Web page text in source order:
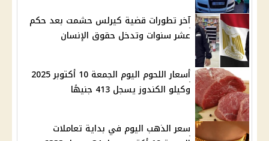
آخر تطورات قضية كيرلس حشمت بعد حكم
عشر سنوات وتدخل حقوق الإنسان
أسعار اللحوم اليوم الجمعة 10 أكتوبر 2025
وكيلو الكندوز يسجل 413 جنيهًا
سعر الذهب اليوم في بداية تعاملات